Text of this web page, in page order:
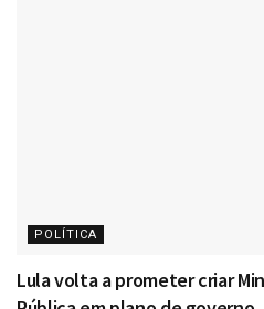
POLÍTICA
Lula volta a prometer criar